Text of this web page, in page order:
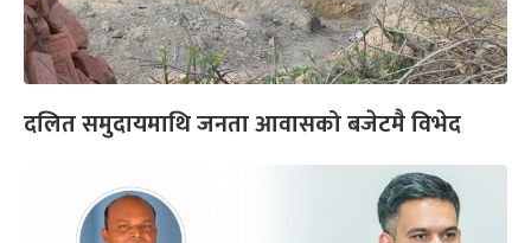
दलित समुदायमाथि जनता आवासको बजेटमै विभेद